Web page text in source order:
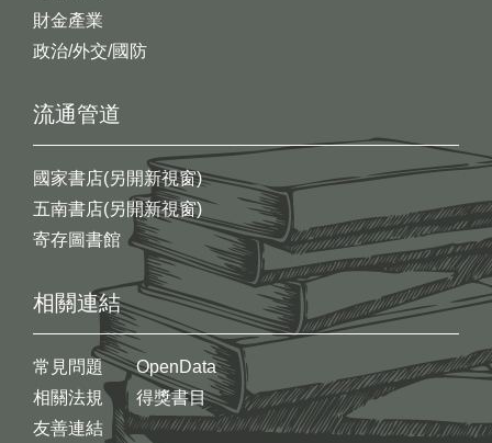
財金產業
政治/外交/國防
流通管道
國家書店(另開新視窗)
五南書店(另開新視窗)
寄存圖書館
相關連結
常見問題
相關法規
友善連結
OpenData
得獎書目